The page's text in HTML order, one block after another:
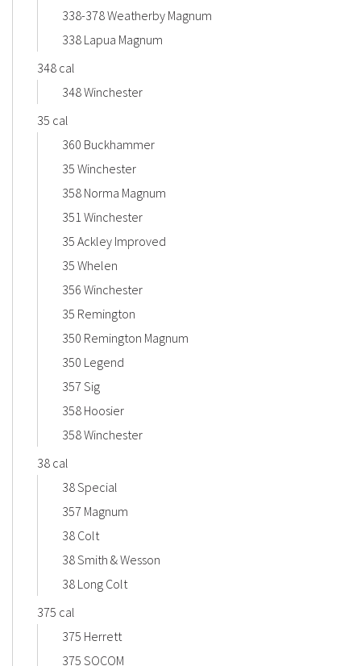
338-378 Weatherby Magnum
338 Lapua Magnum
348 cal
348 Winchester
35 cal
360 Buckhammer
35 Winchester
358 Norma Magnum
351 Winchester
35 Ackley Improved
35 Whelen
356 Winchester
35 Remington
350 Remington Magnum
350 Legend
357 Sig
358 Hoosier
358 Winchester
38 cal
38 Special
357 Magnum
38 Colt
38 Smith & Wesson
38 Long Colt
375 cal
375 Herrett
375 SOCOM